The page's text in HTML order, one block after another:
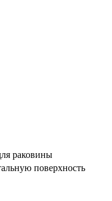
раковины
поверхность